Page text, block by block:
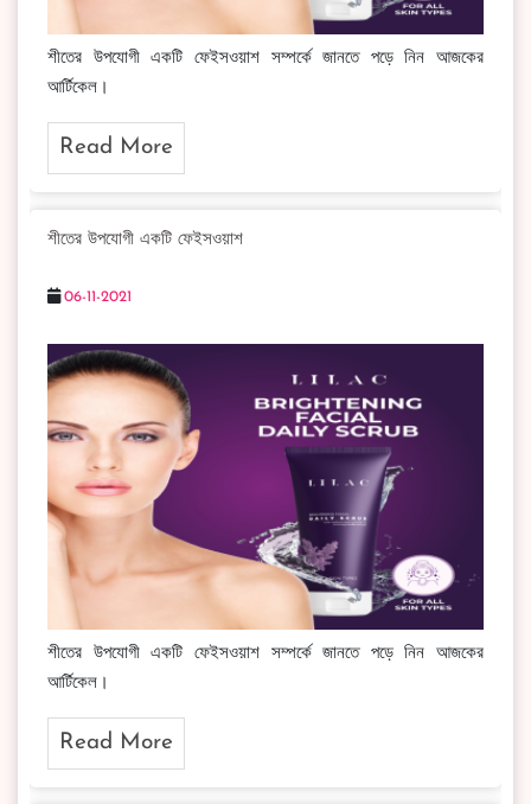
শীতের উপযোগী একটি ফেইসওয়াশ সম্পর্কে জানতে পড়ে নিন আজকের
আর্টিকেল।
Read More
শীতের উপযোগী একটি ফেইসওয়াশ
06-11-2021
শীতের উপযোগী একটি ফেইসওয়াশ সম্পর্কে জানতে পড়ে নিন আজকের
আর্টিকেল।
Read More